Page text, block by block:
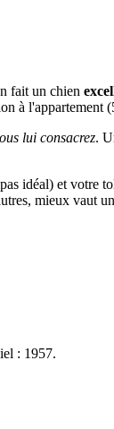
fait un chien
à l'appartement
lui consacrez.
idéal) et
mieux vaut
: 1957.